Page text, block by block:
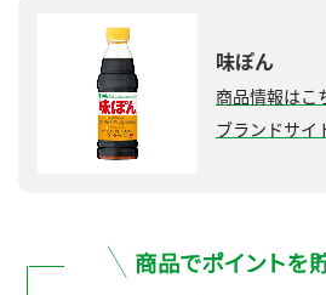
味ぽん
商品情報はこ
ブランドサイ